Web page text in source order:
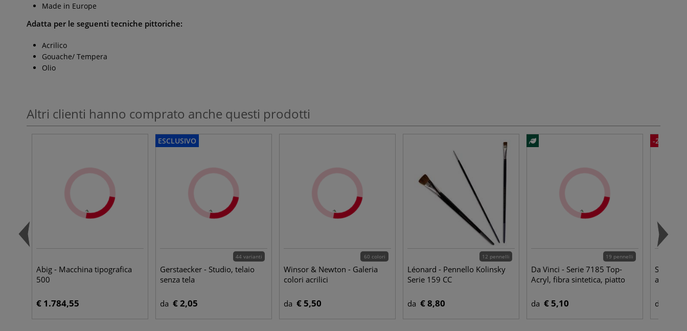
Made in Europe
Adatta per le seguenti tecniche pittoriche:
Acrilico
Gouache/ Tempera
Olio
Altri clienti hanno comprato anche questi prodotti
Abig - Macchina tipografica
500
€ 1.784,55
ESCLUSIVO
44 varianti
Gerstaecker - Studio, telaio
senza tela
da € 2,05
60 colori
Winsor & Newton - Galeria
colori acrilici
da € 5,50
12 pennelli
Léonard - Pennello Kolinsky
Serie 159 CC
da € 8,80
19 pennelli
Da Vinci - Serie 7185 Top-
Acryl, fibra sintetica, piatto
da € 5,10
-20%
acrilici
da